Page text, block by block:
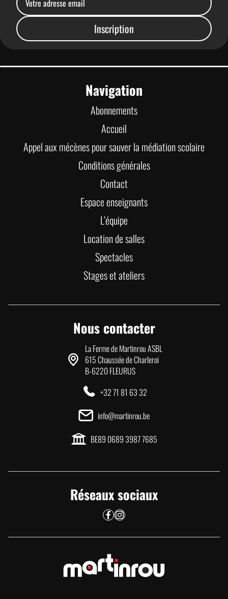
Navigation
Abonnements
Accueil
Appel aux mécènes pour sauver la médiation scolaire
Conditions générales
Contact
Espace enseignants
L’équipe
Location de salles
Spectacles
Stages et ateliers
Nous contacter
La Ferme de Martinrou ASBL
615 Chaussée de Charleroi
B-6220 FLEURUS
+32 71 81 63 32
info@martinrou.be
BE89 0689 3987 7685
Réseaux sociaux